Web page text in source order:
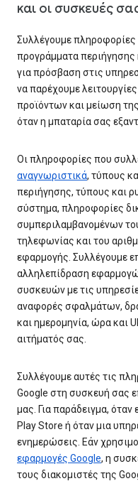
και οι συσκευές
Συλλέγουμε πληροφορίες
προγράμματα περιήγησης
για πρόσβαση στις
να παρέχουμε
προϊόντων και μείωση
όταν η μπαταρία σας
Οι πληροφορίες που
αναγνωριστικά, τύπους
περιήγησης, τύπους και
σύστημα, πληροφορίες
συμπεριλαμβανομένων
τηλεφωνίας και του
εφαρμογής. Συλλέγουμε
αλληλεπίδραση
συσκευών με τις
αναφορές σφαλμάτων,
και ημερομηνία, ώρα και
αιτήματός σας.
Συλλέγουμε αυτές τις
Google στη συσκευή σας
μας. Για παράδειγμα,
Play Store ή όταν μια
ενημερώσεις. Εάν
εφαρμογές Google, η
τους διακομιστές της